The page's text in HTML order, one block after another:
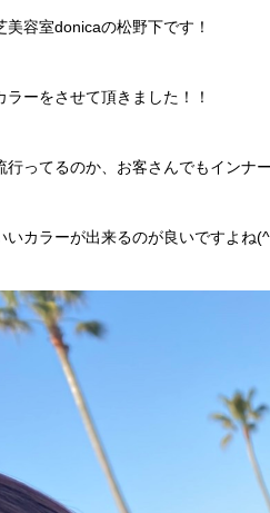
美容室donicaの松野下です！
ラーをさせて頂きました！！
行ってるのか、お客さんでもインナ
いカラーが出来るのが良いですよね